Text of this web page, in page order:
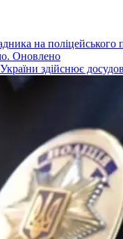
на поліцейського
Оновлено
здійснює